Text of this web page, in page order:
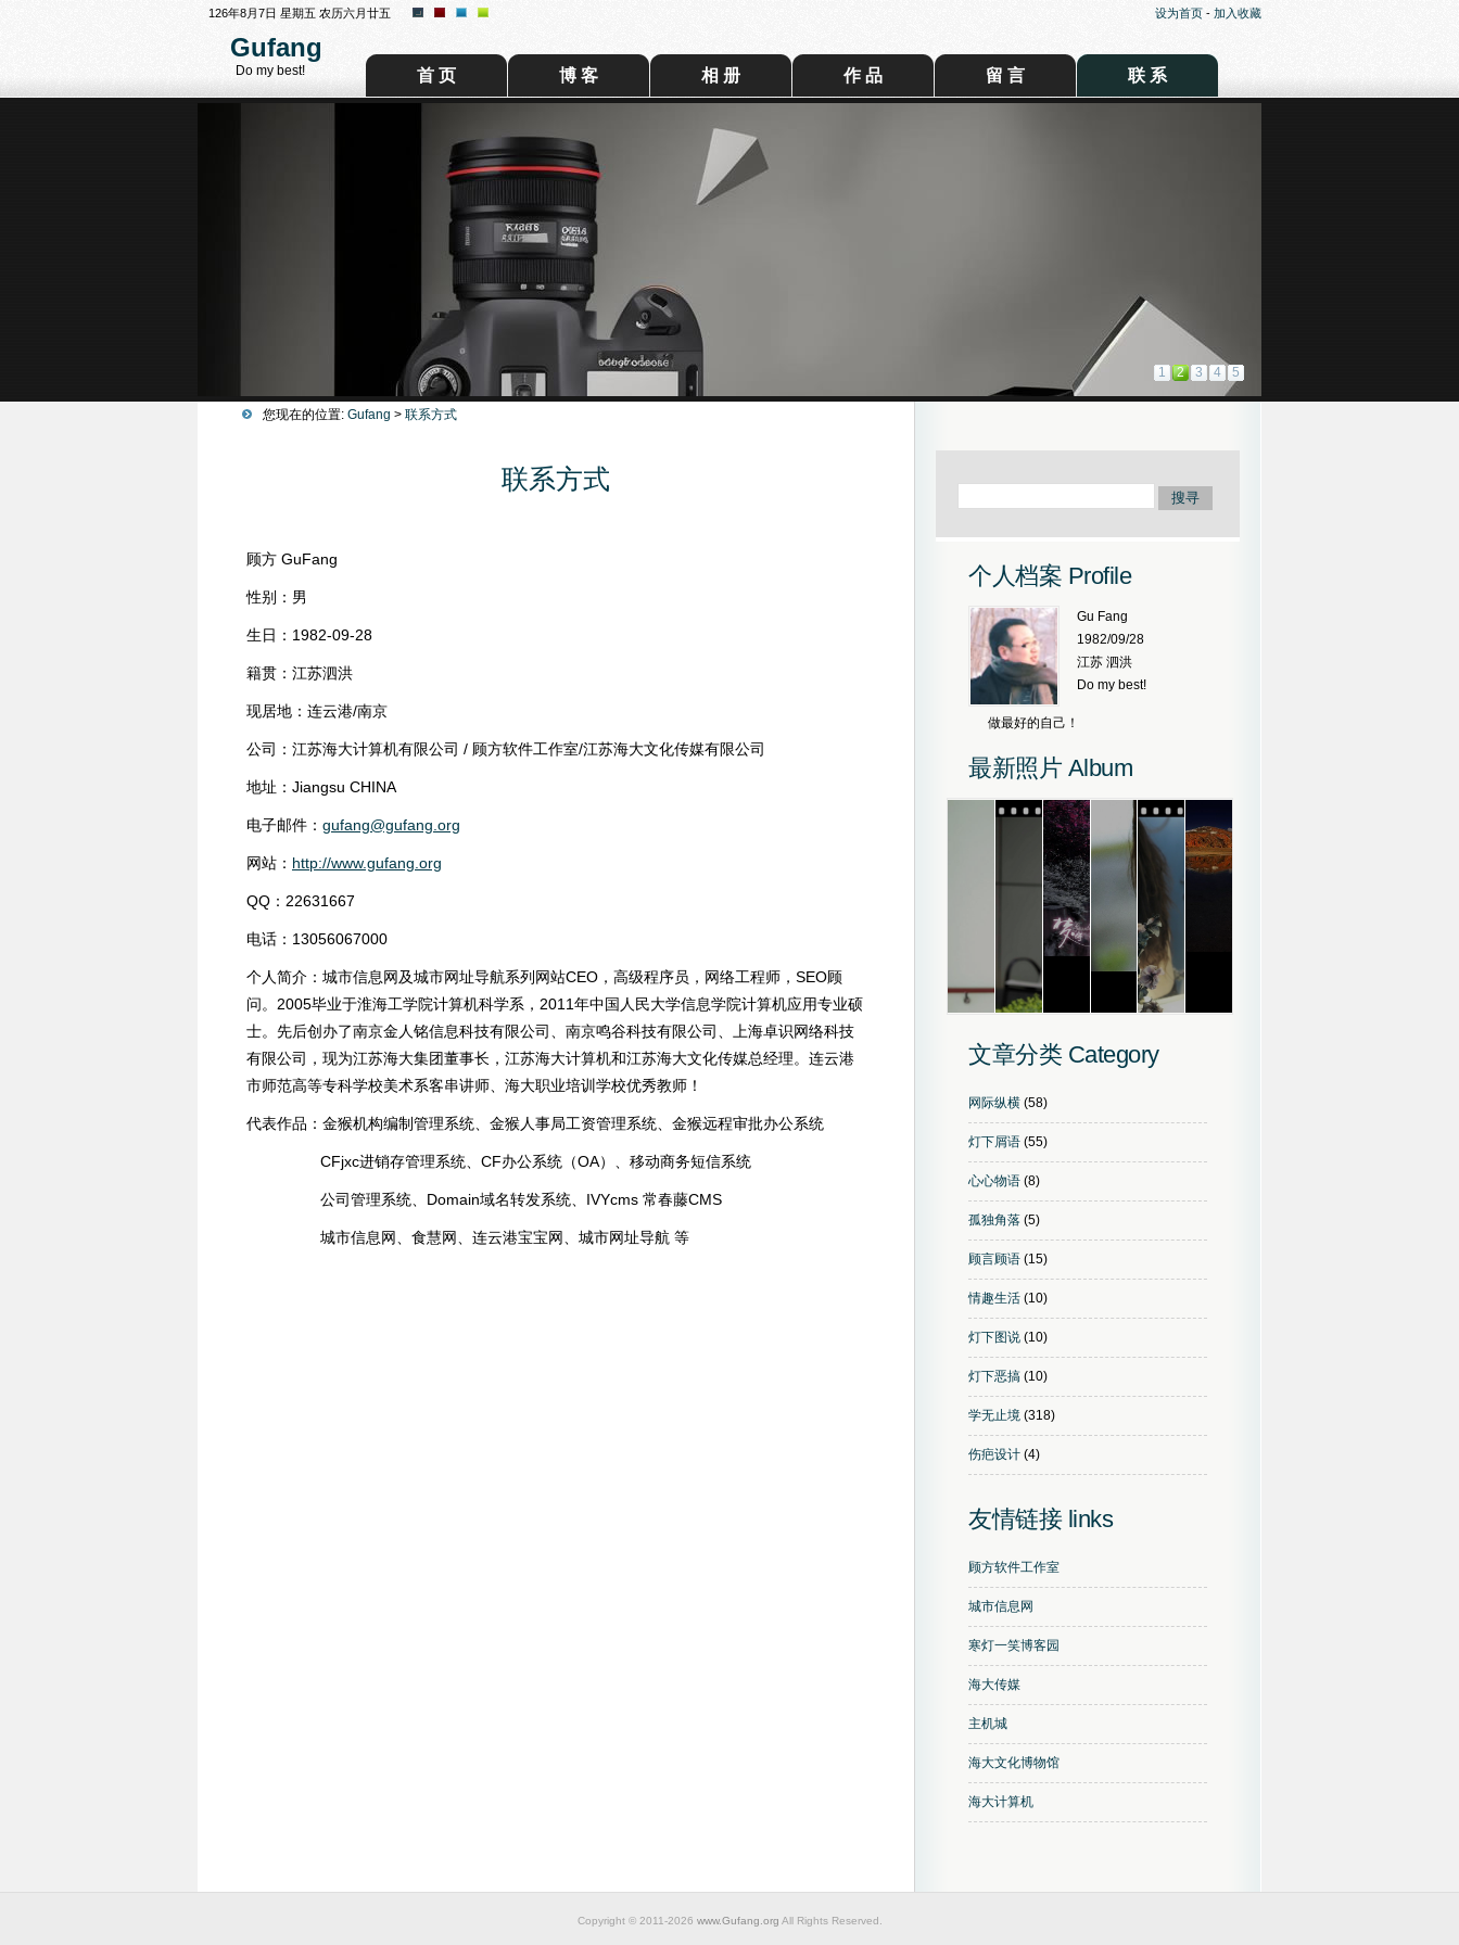
126年8月7日 星期五 农历六月廿五 设为首页 - 加入收藏
Gufang
Do my best! 首 页 博 客 相 册 作 品 留 言 联 系
1 2 3 4 5
您现在的位置: Gufang > 联系方式
联系方式
顾方 GuFang
性别：男
生日：1982-09-28
籍贯：江苏泗洪
现居地：连云港/南京
公司：江苏海大计算机有限公司 / 顾方软件工作室/江苏海大文化传媒有限公司
地址：Jiangsu CHINA
电子邮件： gufang@gufang.org
网站： http://www.gufang.org
QQ：22631667
电话：13056067000
个人简介：城市信息网及城市网址导航系列网站CEO，高级程序员，网络工程师，SEO顾
问。2005毕业于淮海工学院计算机科学系，2011年中国人民大学信息学院计算机应用专业硕
士。先后创办了南京金人铭信息科技有限公司、南京鸣谷科技有限公司、上海卓识网络科技
有限公司，现为江苏海大集团董事长，江苏海大计算机和江苏海大文化传媒总经理。连云港
市师范高等专科学校美术系客串讲师、海大职业培训学校优秀教师！
代表作品：金猴机构编制管理系统、金猴人事局工资管理系统、金猴远程审批办公系统
CFjxc进销存管理系统、CF办公系统（OA）、移动商务短信系统
公司管理系统、Domain域名转发系统、IVYcms 常春藤CMS
城市信息网、食慧网、连云港宝宝网、城市网址导航 等
个人档案 Profile
Gu Fang
1982/09/28
江苏 泗洪
Do my best!
做最好的自己！
最新照片 Album
文章分类 Category
网际纵横 (58)
灯下屑语 (55)
心心物语 (8)
孤独角落 (5)
顾言顾语 (15)
情趣生活 (10)
灯下图说 (10)
灯下恶搞 (10)
学无止境 (318)
伤疤设计 (4)
友情链接 links
顾方软件工作室
城市信息网
寒灯一笑博客园
海大传媒
主机城
海大文化博物馆
海大计算机
Copyright © 2011-2026 www.Gufang.org All Rights Reserved.